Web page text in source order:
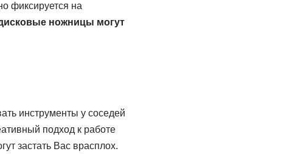
фиксируется на
ножницы могут
инструменты у соседей
подход к работе
застать Вас врасплох.